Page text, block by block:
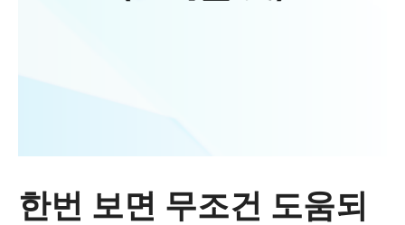
한번 보면 무조건 도움되